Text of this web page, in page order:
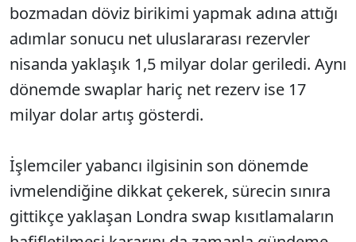
bozmadan döviz birikimi yapmak adına attığı
adımlar sonucu net uluslararası rezervler
nisanda yaklaşık 1,5 milyar dolar geriledi. Aynı
dönemde swaplar hariç net rezerv ise 17
milyar dolar artış gösterdi.
İşlemciler yabancı ilgisinin son dönemde
ivmelendiğine dikkat çekerek, sürecin sınıra
gittikçe yaklaşan Londra swap kısıtlamaların